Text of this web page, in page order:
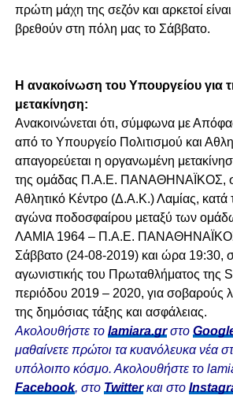
πρώτη μάχη της σεζόν και αρκετοί
βρεθούν στη πόλη μας το Σάββατο.
Η ανακοίνωση του Υπουργείου για
μετακίνηση:
Ανακοινώνεται ότι, σύμφωνα με
από το Υπουργείο Πολιτισμού και
απαγορεύεται η οργανωμένη
της ομάδας Π.Α.Ε. ΠΑΝΑΘΗΝΑΪΚΟΣ,
Αθλητικό Κέντρο (Δ.Α.Κ.) Λαμίας, κατά
αγώνα ποδοσφαίρου μεταξύ των
ΛΑΜΙΑ 1964 – Π.Α.Ε.
Σάββατο (24-08-2019) και ώρα 19:30,
αγωνιστικής του Πρωταθλήματος της
περιόδου 2019 – 2020, για σοβαρούς
της δημόσιας τάξης και ασφάλειας.
Ακολουθήστε το lamiara.grστο
μαθαίνετε πρώτοι τα κυανόλευκα νέα
υπόλοιπο κόσμο. Ακολουθήστε το
Facebook, στο Twitterκαι στο